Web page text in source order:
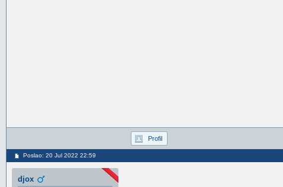
Profil
Poslao: 20 Jul 2022 22:59
djox